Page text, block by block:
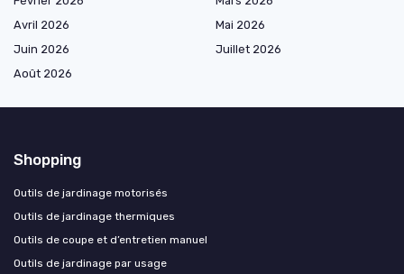
Avril 2026
Mai 2026
Juin 2026
Juillet 2026
Août 2026
Shopping
Outils de jardinage motorisés
Outils de jardinage thermiques
Outils de coupe et d’entretien manuel
Outils de jardinage par usage